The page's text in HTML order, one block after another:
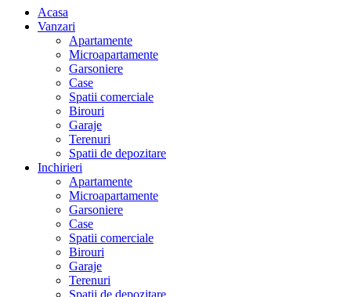
Acasa
Vanzari
Apartamente
Microapartamente
Garsoniere
Case
Spatii comerciale
Birouri
Garaje
Terenuri
Spatii de depozitare
Inchirieri
Apartamente
Microapartamente
Garsoniere
Case
Spatii comerciale
Birouri
Garaje
Terenuri